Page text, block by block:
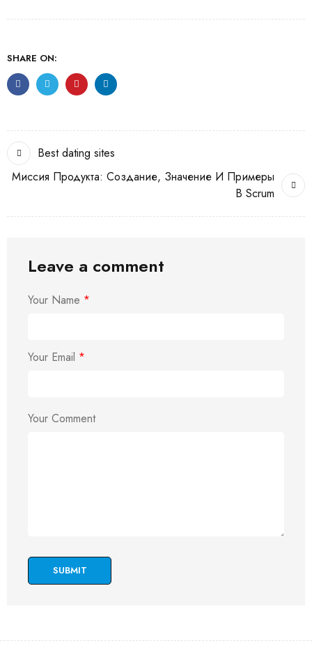
SHARE ON:
Best dating sites
Миссия Продукта: Создание, Значение И Примеры
В Scrum
Leave a comment
Your Name *
Your Email *
Your Comment
SUBMIT